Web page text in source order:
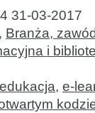
31-03-2017
, Branża,
i
, e-